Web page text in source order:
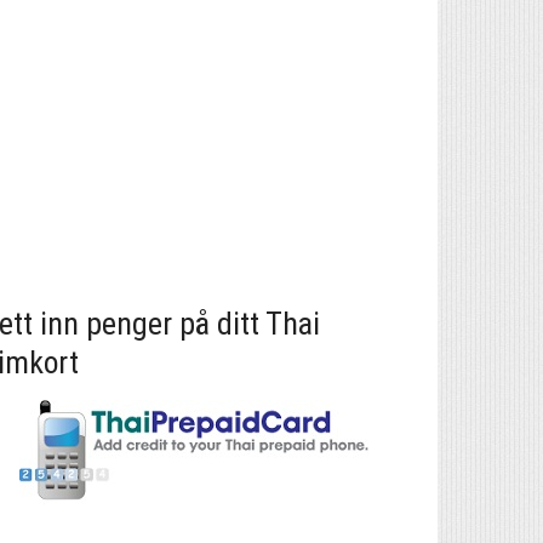
inn penger på ditt Thai